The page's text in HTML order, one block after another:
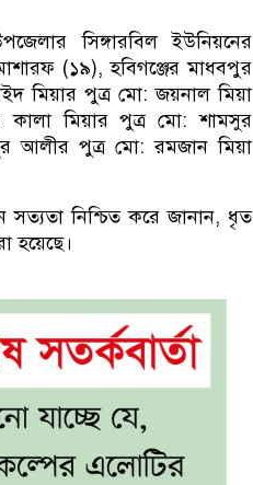
সিঙ্গারবিল ইউনিয়নের
(১৯), হবিগঞ্জের মাধবপুর
মিয়ার পুত্র মো: জয়নাল মিয়া
মিয়ার পুত্র মো: শামসুর
আলীর পুত্র মো: রমজান মিয়া
নিশ্চিত করে জানান, ধৃত
হয়েছে।